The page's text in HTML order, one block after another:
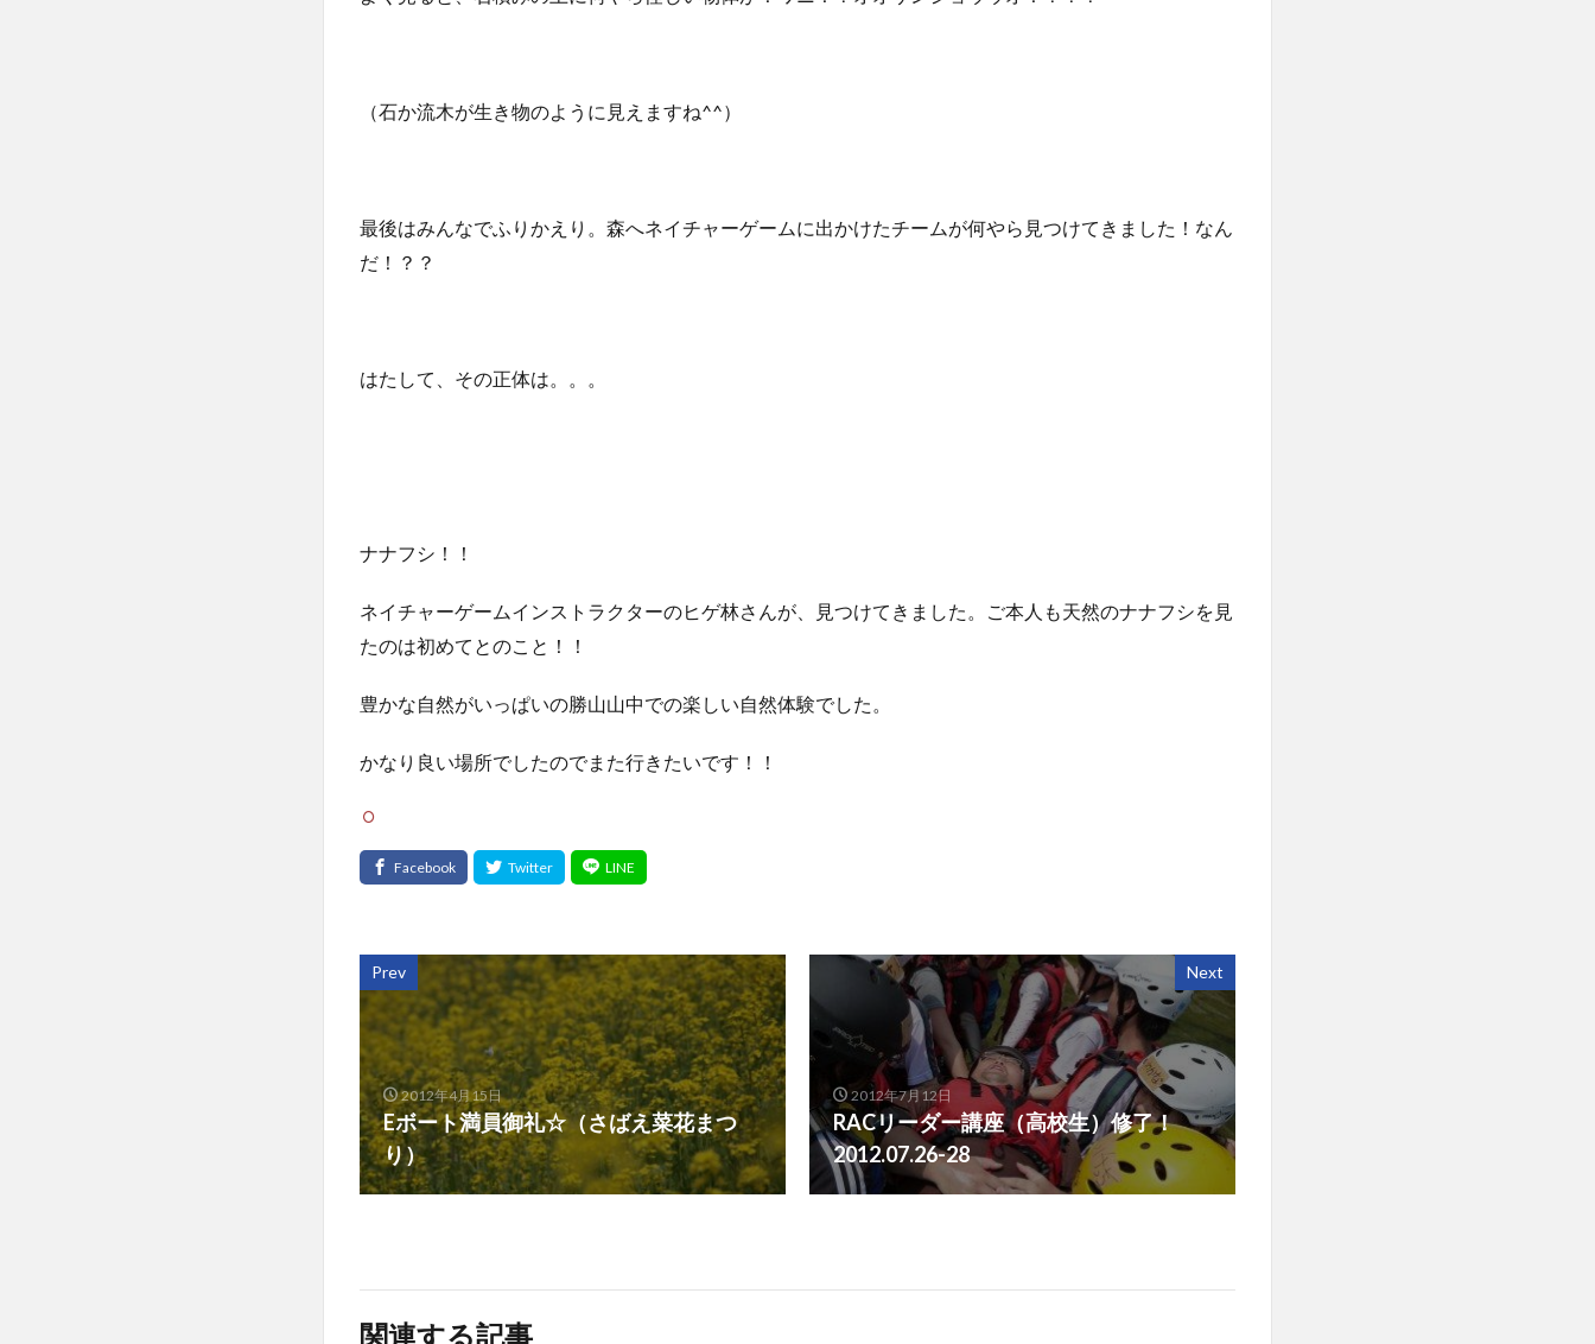
（石か流木が生き物のように見えますね^^）
最後はみんなでふりかえり。森へネイチャーゲームに出かけたチームが何やら見つけてきました！なん
だ！？？
はたして、その正体は。。。
ナナフシ！！
ネイチャーゲームインストラクターのヒゲ林さんが、見つけてきました。ご本人も天然のナナフシを見
たのは初めてとのこと！！
豊かな自然がいっぱいの勝山山中での楽しい自然体験でした。
かなり良い場所でしたのでまた行きたいです！！
Prev
2012年4月15日
Eボート満員御礼☆（さばえ菜花まつ
り）
Next
2012年7月12日
RACリーダー講座（高校生）修了！
2012.07.26-28
関連する記事